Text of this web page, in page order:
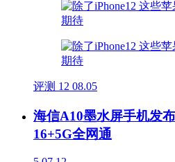
评测 12 08.05
海信A10墨水屏手机发
16+5G全网通